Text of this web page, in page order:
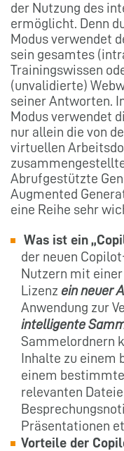
der Nutzung des
ermöglicht. Denn
Modus verwendet
sein gesamtes
Trainingswissen
(unvalidierte)
seiner Antworten.
Modus verwendet
nur allein die von
virtuellen
Abrufgestützte
Augmented
eine Reihe sehr
Was ist ein
der neuen
Nutzern mit
Lizenz ein neuer
Anwendung zur
intelligente
Sammelordnern
Inhalte zu einem
einem
relevanten
Präsentationen
Vorteile der